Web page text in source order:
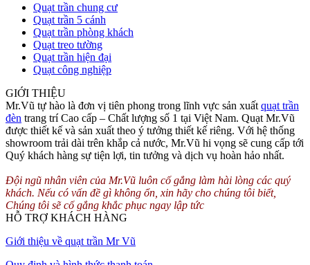
Quạt trần chung cư
Quạt trần 5 cánh
Quạt trần phòng khách
Quạt treo tường
Quạt trần hiện đại
Quạt công nghiệp
GIỚI THIỆU
Mr.Vũ tự hào là đơn vị tiên phong trong lĩnh vực sản xuất quạt trần
đèn trang trí Cao cấp – Chất lượng số 1 tại Việt Nam. Quạt Mr.Vũ
được thiết kế và sản xuất theo ý tưởng thiết kế riêng. Với hệ thống
showroom trải dài trên khắp cả nước, Mr.Vũ hi vọng sẽ cung cấp tới
Quý khách hàng sự tiện lợi, tin tưởng và dịch vụ hoàn hảo nhất.
Đội ngũ nhân viên của Mr.Vũ luôn cố gắng làm hài lòng các quý
khách. Nếu có vấn đề gì không ổn, xin hãy cho chúng tôi biết,
Chúng tôi sẽ cố gắng khắc phục ngay lập tức
HỖ TRỢ KHÁCH HÀNG
Giới thiệu về quạt trần Mr Vũ